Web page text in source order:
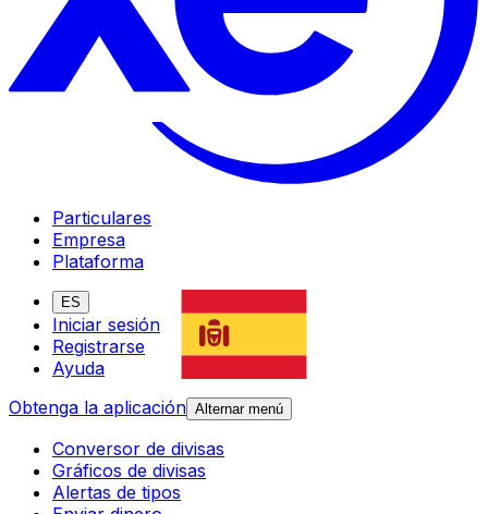
Particulares
Empresa
Plataforma
ES
Iniciar sesión
Registrarse
Ayuda
Obtenga la aplicación Alternar menú
Conversor de divisas
Gráficos de divisas
Alertas de tipos